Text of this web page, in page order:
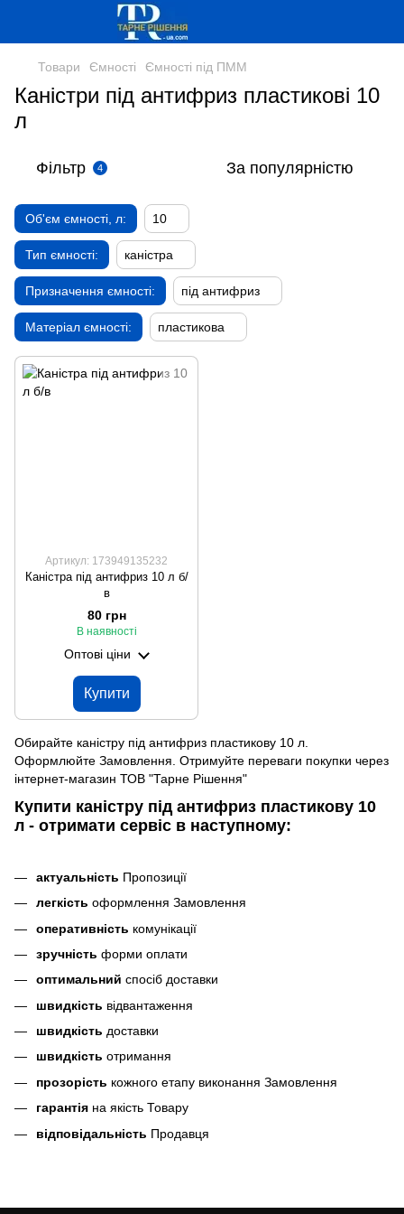
Товари Ємності Ємності під ПММ
Каністри під антифриз пластикові 10
л
Фільтр 4 За популярністю
Об'єм ємності, л: 10
Тип ємності: каністра
Призначення ємності: під антифриз
Матеріал ємності: пластикова
Артикул: 173949135232
Каністра під антифриз 10 л б/
в
80 грн
В наявності
Оптові ціни
Купити
Обирайте каністру під антифриз пластикову 10 л.
Оформлюйте Замовлення. Отримуйте переваги покупки через
інтернет-магазин ТОВ "Тарне Рішення"
Купити каністру під антифриз пластикову 10
л - отримати сервіс в наступному:
актуальність Пропозиції
легкість оформлення Замовлення
оперативність комунікації
зручність форми оплати
оптимальний спосіб доставки
швидкість відвантаження
швидкість доставки
швидкість отримання
прозорість кожного етапу виконання Замовлення
гарантія на якість Товару
відповідальність Продавця